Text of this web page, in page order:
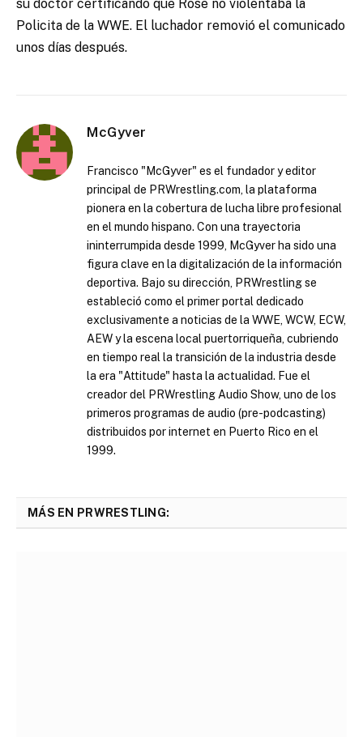
su doctor certificando que Rose no violentaba la
Policita de la WWE. El luchador removió el comunicado
unos días después.
McGyver
Francisco "McGyver" es el fundador y editor
principal de PRWrestling.com, la plataforma
pionera en la cobertura de lucha libre profesional
en el mundo hispano. Con una trayectoria
ininterrumpida desde 1999, McGyver ha sido una
figura clave en la digitalización de la información
deportiva. Bajo su dirección, PRWrestling se
estableció como el primer portal dedicado
exclusivamente a noticias de la WWE, WCW, ECW,
AEW y la escena local puertorriqueña, cubriendo
en tiempo real la transición de la industria desde
la era "Attitude" hasta la actualidad. Fue el
creador del PRWrestling Audio Show, uno de los
primeros programas de audio (pre-podcasting)
distribuidos por internet en Puerto Rico en el
1999.
MÁS EN PRWRESTLING: